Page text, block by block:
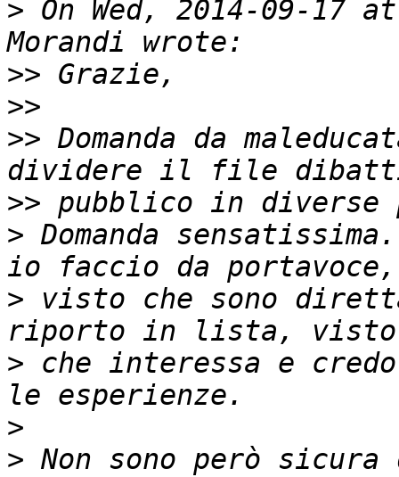
> On Wed, 2014-09-17
>>
>>
>> Domanda da
>>
> Domanda
> visto che sono
> che interessa e
>
> Non sono però